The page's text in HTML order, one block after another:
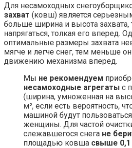
Для несамоходных
захват (ковш) является
больше ширина и высота захвата,
напрягаться, толкая его вперед.
оптимальные размеры захвата
мягче и легче снег, тем меньше
движению механизма вперед.
Мы не рекомендуем
несамоходные агрегаты с
(ширина, умноженная на
м², если есть вероятность,
машиной будут
женщины. Для частой
слежавшегося снега не
площадью ковша свыше 0,1